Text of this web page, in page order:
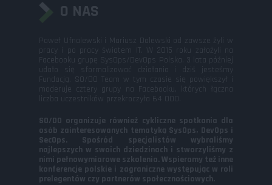
O NAS
Paweł Ufnalewski i Mariusz Dalewski od zawsze żyli w
pracy i po pracy światem IT. W 2015 roku założyli na
Facebooku grupę SysOps/DevOps Polska. 3 lata później
udało się sformalizować działania i dziś jesteśmy
Fundacją. SO/DO Team w tym czasie się powiększył i
moderuje cztery grupy na Facebooku, których łączna
liczba uczestników przekroczyła 64 000.
SO/DO organizuje również cykliczne spotkania dla
osób zainteresowanych tematyką SysOps, DevOps i
SecOps. Spośród specjalistów wybraliśmy
najlepszych w swoich dziedzinach i stworzyliśmy z
nimi pełnowymiarowe szkolenia. Wspieramy też inne
konferencje polskie i zagraniczne występując w roli
prelegentów czy partnerów społecznościowych.